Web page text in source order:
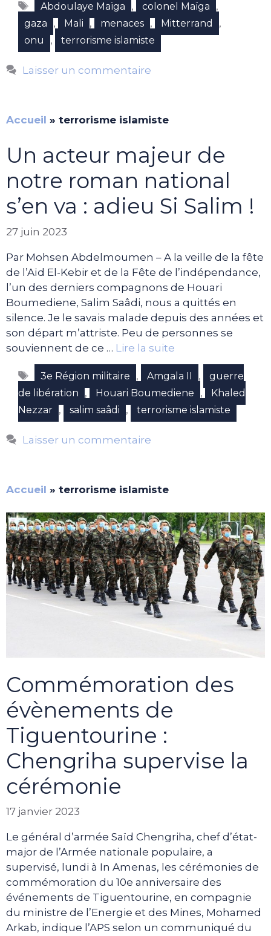
Étiquettes
Abdoulaye Maïga , colonel Maïga ,
gaza , Mali , menaces , Mitterrand ,
onu , terrorisme islamiste
Laisser un commentaire
Accueil » terrorisme islamiste
Un acteur majeur de
notre roman national
s’en va : adieu Si Salim !
27 juin 2023
Par Mohsen Abdelmoumen – A la veille de la fête
de l’Aïd El-Kebir et de la Fête de l’indépendance,
l’un des derniers compagnons de Houari
Boumediene, Salim Saâdi, nous a quittés en
silence. Je le savais malade depuis des années et
son départ m’attriste. Peu de personnes se
souviennent de ce … Lire la suite
Étiquettes
3e Région militaire , Amgala II ,
guerre
de libération
, Houari Boumediene ,
Khaled
Nezzar , salim saâdi , terrorisme islamiste
Laisser un commentaire
Accueil » terrorisme islamiste
Commémoration des
évènements de
Tiguentourine :
Chengriha supervise la
cérémonie
17 janvier 2023
Le général d’armée Saïd Chengriha, chef d’état-
major de l’Armée nationale populaire, a
supervisé, lundi à In Amenas, les cérémonies de
commémoration du 10e anniversaire des
événements de Tiguentourine, en compagnie
du ministre de l’Energie et des Mines, Mohamed
Arkab, indique l’APS selon un communiqué du